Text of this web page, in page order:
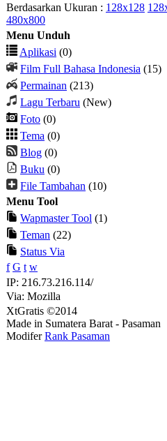
Berdasarkan Ukuran : 128x128
480x800
Menu Unduh
Aplikasi (0)
Film Full Bahasa Indonesia (15)
Permainan (213)
Lagu Terbaru (New)
Foto (0)
Tema (0)
Blog (0)
Buku (0)
File Tambahan (10)
Menu Tool
Wapmaster Tool (1)
Teman (22)
Status Via
f G t w
IP: 216.73.216.114/
Via: Mozilla
XtGratis ©2014
Made in Sumatera Barat - Pasaman
ModiferRank Pasaman